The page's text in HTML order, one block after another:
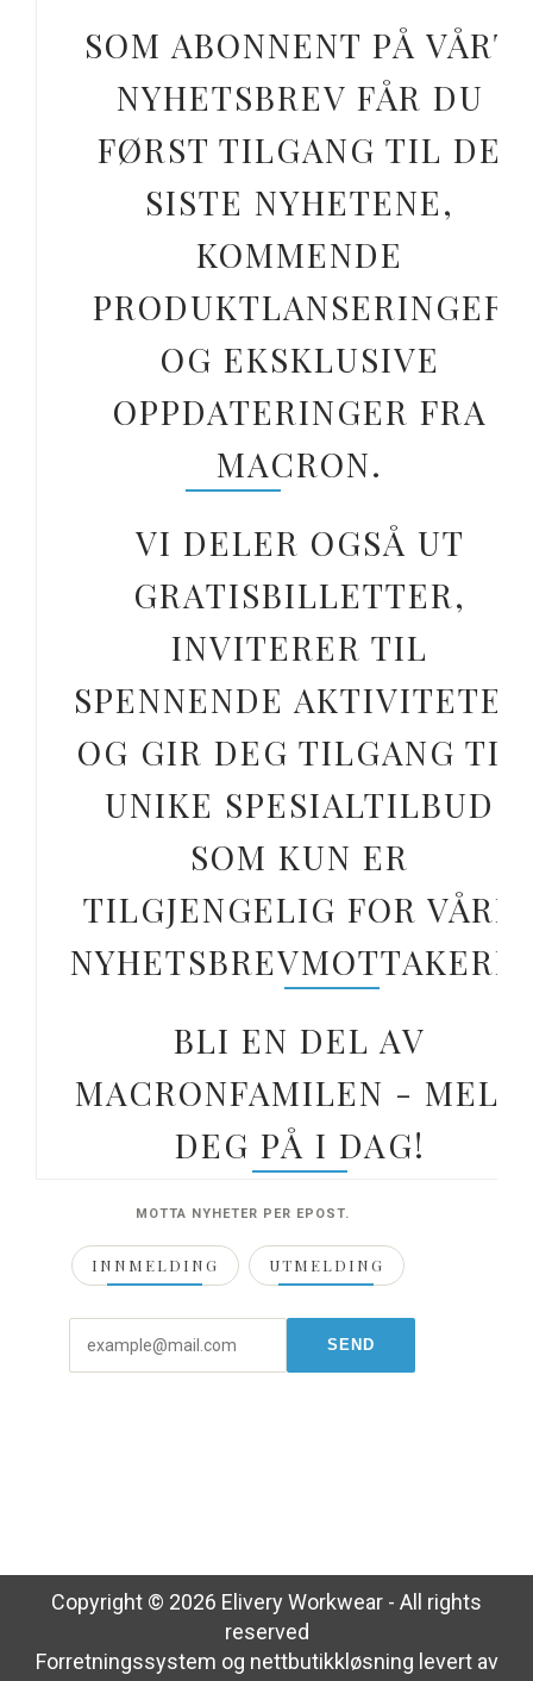
SOM ABONNENT PÅ VÅRT
NYHETSBREV FÅR DU
FØRST TILGANG TIL DE
SISTE NYHETENE,
KOMMENDE
PRODUKTLANSERINGER
OG EKSKLUSIVE
OPPDATERINGER FRA
MACRON.
VI DELER OGSÅ UT
GRATISBILLETTER,
INVITERER TIL
SPENNENDE AKTIVITETER
OG GIR DEG TILGANG TIL
UNIKE SPESIALTILBUD
SOM KUN ER
TILGJENGELIG FOR VÅRE
NYHETSBREVMOTTAKERE.
BLI EN DEL AV
MACRONFAMILEN - MELD
DEG PÅ I DAG!
MOTTA NYHETER PER EPOST.
INNMELDING UTMELDING
Copyright © 2026 Elivery Workwear - All rights
reserved
Forretningssystem og nettbutikkløsning levert av